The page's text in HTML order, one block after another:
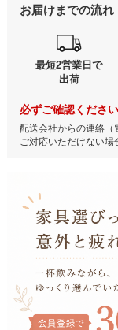
お届けまでの流れ
最短2営業日で
出荷
必ずご確認ください
配送会社からの連絡（
ご対応いただけない場